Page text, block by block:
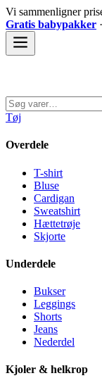
Spring
til
indhold
Vi sammenligner
Gratis babypakker ·
Søg
efter:
Tøj
Overdele
T-shirt
Bluse
Cardigan
Sweatshirt
Hættetrøje
Skjorte
Underdele
Bukser
Leggings
Shorts
Jeans
Nederdel
Kjoler & helkrop